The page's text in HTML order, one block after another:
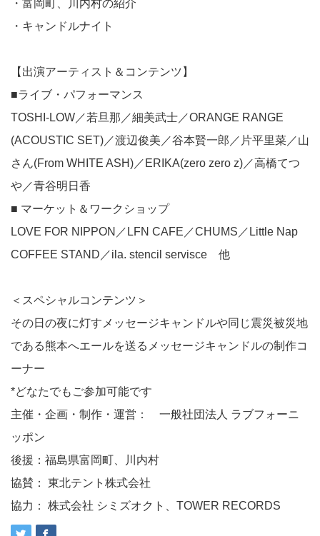
・富岡町、川内村の紹介
・キャンドルナイト
【出演アーティスト＆コンテンツ】
■ライブ・パフォーマンス
TOSHI-LOW／若旦那／細美武士／ORANGE RANGE
(ACOUSTIC SET)／渡辺俊美／谷本賢一郎／片平里菜／山
さん(From WHITE ASH)／ERIKA(zero zero z)／高橋てつ
や／青谷明日香
■ マーケット＆ワークショップ
LOVE FOR NIPPON／LFN CAFE／CHUMS／Little Nap
COFFEE STAND／ila. stencil servisce 他
＜スペシャルコンテンツ＞
その日の夜に灯すメッセージキャンドルや同じ震災被災地
である熊本へエールを送るメッセージキャンドルの制作コ
ーナー
*どなたでもご参加可能です
主催・企画・制作・運営： 一般社団法人 ラブフォーニ
ッポン
後援：福島県富岡町、川内村
協賛： 東北テント株式会社
協力： 株式会社 シミズオクト、TOWER RECORDS